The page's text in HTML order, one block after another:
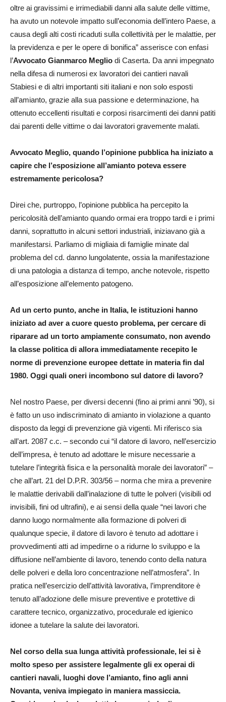
oltre ai gravissimi e irrimediabili danni alla salute delle vittime,
ha avuto un notevole impatto sull’economia dell’intero Paese, a
causa degli alti costi ricaduti sulla collettività per le malattie, per
la previdenza e per le opere di bonifica” asserisce con enfasi
l’Avvocato Gianmarco Meglio di Caserta. Da anni impegnato
nella difesa di numerosi ex lavoratori dei cantieri navali
Stabiesi e di altri importanti siti italiani e non solo esposti
all’amianto, grazie alla sua passione e determinazione, ha
ottenuto eccellenti risultati e corposi risarcimenti dei danni patiti
dai parenti delle vittime o dai lavoratori gravemente malati.
Avvocato Meglio, quando l’opinione pubblica ha iniziato a
capire che l’esposizione all’amianto poteva essere
estremamente pericolosa?
Direi che, purtroppo, l’opinione pubblica ha percepito la
pericolosità dell’amianto quando ormai era troppo tardi e i primi
danni, soprattutto in alcuni settori industriali, iniziavano già a
manifestarsi. Parliamo di migliaia di famiglie minate dal
problema del cd. danno lungolatente, ossia la manifestazione
di una patologia a distanza di tempo, anche notevole, rispetto
all’esposizione all’elemento patogeno.
Ad un certo punto, anche in Italia, le istituzioni hanno
iniziato ad aver a cuore questo problema, per cercare di
riparare ad un torto ampiamente consumato, non avendo
la classe politica di allora immediatamente recepito le
norme di prevenzione europee dettate in materia fin dal
1980. Oggi quali oneri incombono sul datore di lavoro?
Nel nostro Paese, per diversi decenni (fino ai primi anni ’90), si
è fatto un uso indiscriminato di amianto in violazione a quanto
disposto da leggi di prevenzione già vigenti. Mi riferisco sia
all’art. 2087 c.c. – secondo cui “il datore di lavoro, nell’esercizio
dell’impresa, è tenuto ad adottare le misure necessarie a
tutelare l’integrità fisica e la personalità morale dei lavoratori” –
che all’art. 21 del D.P.R. 303/56 – norma che mira a prevenire
le malattie derivabili dall’inalazione di tutte le polveri (visibili od
invisibili, fini od ultrafini), e ai sensi della quale “nei lavori che
danno luogo normalmente alla formazione di polveri di
qualunque specie, il datore di lavoro è tenuto ad adottare i
provvedimenti atti ad impedirne o a ridurne lo sviluppo e la
diffusione nell’ambiente di lavoro, tenendo conto della natura
delle polveri e della loro concentrazione nell’atmosfera”. In
pratica nell’esercizio dell’attività lavorativa, l’imprenditore è
tenuto all’adozione delle misure preventive e protettive di
carattere tecnico, organizzativo, procedurale ed igienico
idonee a tutelare la salute dei lavoratori.
Nel corso della sua lunga attività professionale, lei si è
molto speso per assistere legalmente gli ex operai di
cantieri navali, luoghi dove l’amianto, fino agli anni
Novanta, veniva impiegato in maniera massiccia.